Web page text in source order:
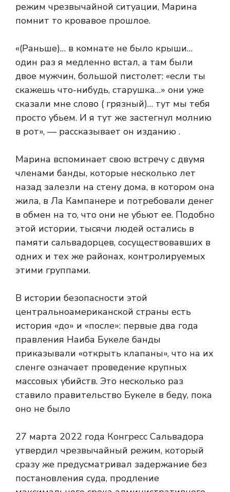
режим чрезвычайной ситуации, Марина
помнит то кровавое прошлое.
«(Раньше)… в комнате не было крыши…
один раз я медленно встал, а там были
двое мужчин, большой пистолет: «если ты
скажешь что-нибудь, старушка…» они уже
сказали мне слово ( грязный)… тут мы тебя
просто убьем. И я тут же застегнул молнию
в рот», — рассказывает он изданию .
Марина вспоминает свою встречу с двумя
членами банды, которые несколько лет
назад залезли на стену дома, в котором она
жила, в Ла Кампанере и потребовали денег
в обмен на то, что они не убьют ее. Подобно
этой истории, тысячи людей остались в
памяти сальвадорцев, сосуществовавших в
одних и тех же районах, контролируемых
этими группами.
В истории безопасности этой
центральноамериканской страны есть
история «до» и «после»: первые два года
правления Наиба Букеле банды
приказывали «открыть клапаны», что на их
сленге означает проведение крупных
массовых убийств. Это несколько раз
ставило правительство Букеле в беду, пока
оно не было
27 марта 2022 года Конгресс Сальвадора
утвердил чрезвычайный режим, который
сразу же предусматривал задержание без
постановления суда, продление